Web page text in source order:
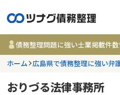
債務整理問題に強い士業掲載件数
ホーム 広島県で債務整理に強い弁
おりづる法律事務所